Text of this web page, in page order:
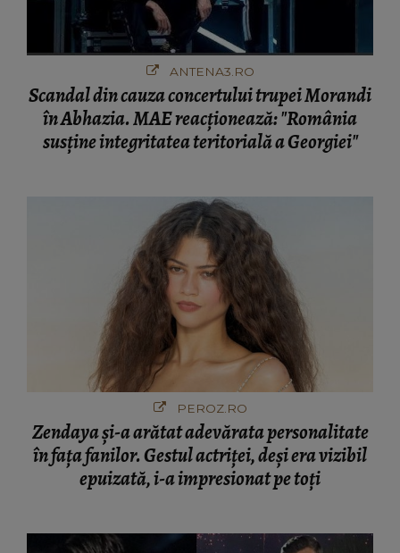
ANTENA3.RO
Scandal din cauza concertului trupei Morandi
în Abhazia. MAE reacționează: "România
susține integritatea teritorială a Georgiei"
PEROZ.RO
Zendaya și-a arătat adevărata personalitate
în fața fanilor. Gestul actriței, deși era vizibil
epuizată, i-a impresionat pe toți